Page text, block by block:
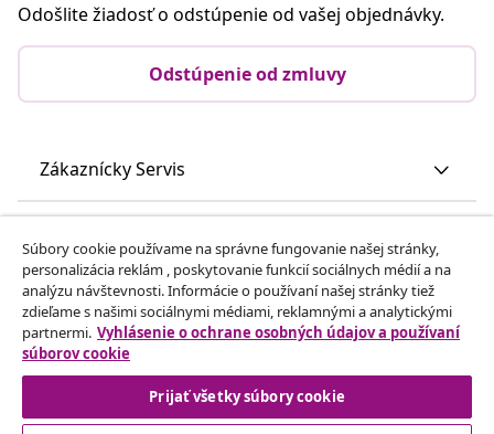
Odošlite žiadosť o odstúpenie od vašej objednávky.
Odstúpenie od zmluvy
Zákaznícky Servis
vidaXL
Nájdite viac
Súbory cookie používame na správne fungovanie našej stránky,
personalizácia reklám , poskytovanie funkcií sociálnych médií a na
analýzu návštevnosti. Informácie o používaní našej stránky tiež
zdieľame s našimi sociálnymi médiami, reklamnými a analytickými
partnermi. Vyhlásenie o ochrane osobných údajov a používaní
súborov cookie
Prijať všetky súbory cookie